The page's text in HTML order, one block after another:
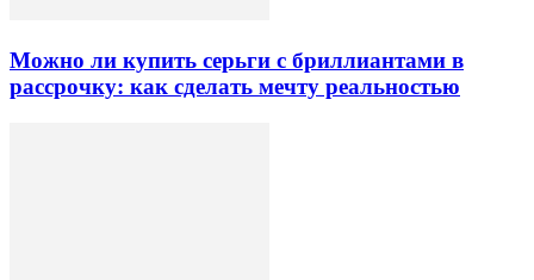
Можно ли купить серьги с бриллиантами в
рассрочку: как сделать мечту реальностью